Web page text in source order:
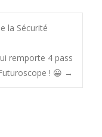
la Sécurité
remporte 4 pass
! 😀 →